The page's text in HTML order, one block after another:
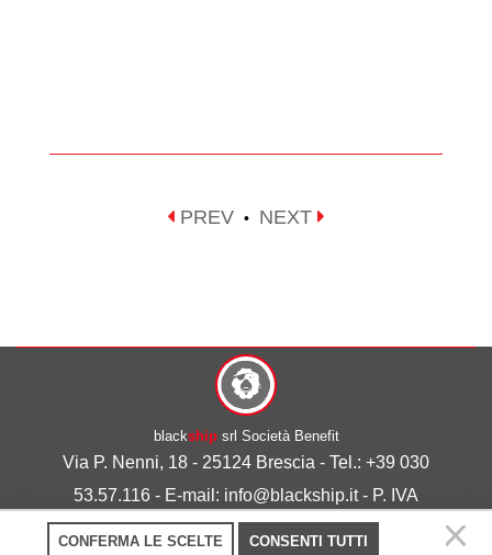
PREV • NEXT
blackshipsrl Società Benefit
Via P. Nenni, 18 - 25124 Brescia - Tel.: +39 030
53.57.116 - E-mail: info@blackship.it - P. IVA
03492980986
CONFERMA LE SCELTE CONSENTI TUTTI